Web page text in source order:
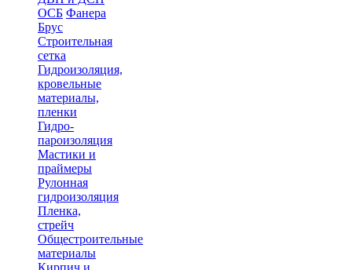
ОСБ Фанера
Брус
Строительная
сетка
Гидроизоляция,
кровельные
материалы,
пленки
Гидро-
пароизоляция
Мастики и
праймеры
Рулонная
гидроизоляция
Пленка,
стрейч
Общестроительные
материалы
Кирпич и